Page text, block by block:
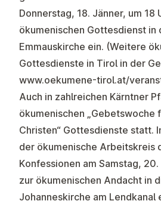
Donnerstag, 18. Jänner, um 18
ökumenischen Gottesdienst in
Emmauskirche ein. (Weitere
Gottesdienste in Tirol in der
www.oekumene-tirol.at/
Auch in zahlreichen Kärntner
ökumenischen „Gebetswoche
Christen“ Gottesdienste statt.
der ökumenische Arbeitskreis
Konfessionen am Samstag, 20.
zur ökumenischen Andacht in
Johanneskirche am Lendkanal